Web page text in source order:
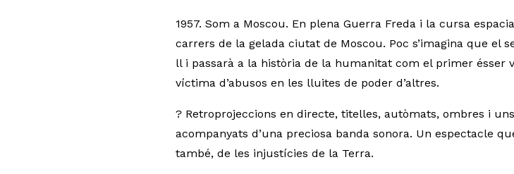
1957. Som a Moscou. En plena Guerra Freda i la cursa
carrers de la gelada ciutat de Moscou. Poc s’imagina que el
ll i passarà a la història de la humanitat com el primer ésser
víctima d’abusos en les lluites de poder d’altres.
? Retroprojeccions en directe, titelles, autòmats, ombres i
acompanyats d’una preciosa banda sonora. Un espectacle
també, de les injustícies de la Terra.